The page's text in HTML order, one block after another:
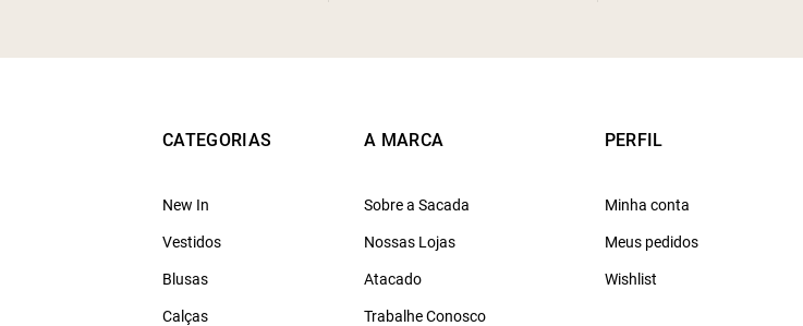
CATEGORIAS
New In
Vestidos
Blusas
Calças
A MARCA
Sobre a Sacada
Nossas Lojas
Atacado
Trabalhe Conosco
PERFIL
Minha conta
Meus pedidos
Wishlist